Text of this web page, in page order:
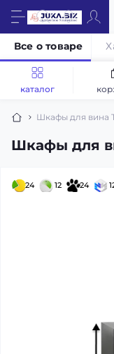
каталог
Шкафы для вина
Шкафы для
Все о товаре
24 12 24